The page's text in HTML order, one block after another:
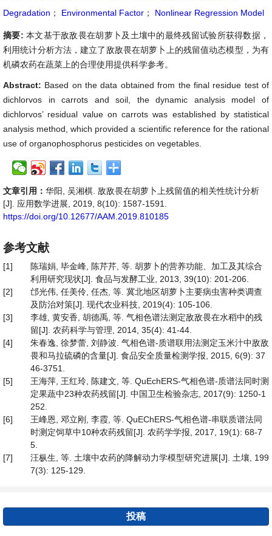
Degradation ； Environmental Factor ； Nonlinear Regression Model
摘要: 本文基于敌敌畏在胡萝卜及土壤中的最终残留试验所获得数据，
利用统计分析方法，建立了敌敌畏在胡萝卜上的残留值动态模型，为有
机磷农药在蔬菜上的合理使用提供科学参考。
Abstract: Based on the data obtained from the final residue test of
dichlorvos in carrots and soil, the dynamic analysis model of
dichlorvos’ residual value on carrots was established by statistical
analysis method, which provided a scientific reference for the rational
use of organophosphorus pesticides on vegetables.
文章引用： 华阳, 吴湘棋. 敌敌畏在胡萝卜上残留值的相关性统计分析
[J]. 应用数学进展, 2019, 8(10): 1587-1591.
https://doi.org/10.12677/AAM.2019.810185
参考文献
[1]
陈瑞娟, 毕金峰, 陈芹芹, 等. 胡萝卜的营养功能、加工及其综合
利用研究现状[J]. 食品与发酵工业, 2013, 39(10): 201-206.
[2]
邙光伟, 任美伶, 任杰, 等. 冀北地区胡萝卜主要病虫害种类调查
及防治对策[J]. 现代农业科技, 2019(4): 105-106.
[3]
李雄, 黄安香, 胡德禹, 等. 气相色谱法测定敌敌畏在水稻中的残
留[J]. 农药科学与管理, 2014, 35(4): 41-44.
[4]
朱春逸, 徐梦蕾, 刘静波. 气相色谱-质谱联用法测定玉米汁中敌敌
畏和马拉硫磷的含量[J]. 食品安全质量检测学报, 2015, 6(9): 37
46-3751.
[5]
王海萍, 王红玲, 陈建文, 等. QuEchERS-气相色谱-质谱法同时测
定果蔬中23种农药残留[J]. 中国卫生检验杂志, 2017(9): 1250-1
252.
[6]
王峰恩, 邓立刚, 李霞, 等. QuEChERS-气相色谱-串联质谱法同
时测定饲草中10种农药残留[J]. 农药学学报, 2017, 19(1): 68-7
5.
[7]
汪枞生, 等. 土壤中农药的降解动力学模型研究进展[J]. 土壤, 199
7(3): 125-129.
投稿